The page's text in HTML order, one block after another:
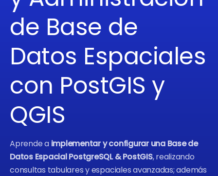
de Base de
Datos Espaciales
con PostGIS y
QGIS
Aprende a implementar y configurar una Base de
Datos Espacial PostgreSQL & PostGIS, realizando
consultas tabulares y espaciales avanzadas; además